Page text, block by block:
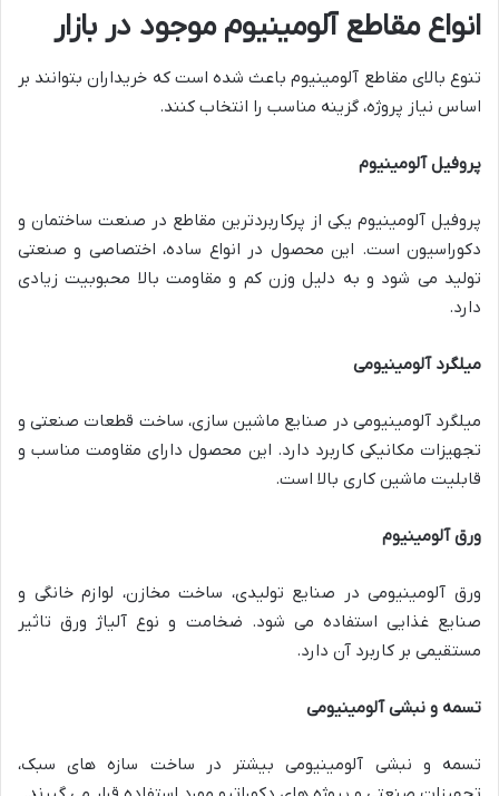
انواع مقاطع آلومینیوم موجود در بازار
تنوع بالای مقاطع آلومینیوم باعث شده است که خریداران بتوانند بر
اساس نیاز پروژه، گزینه مناسب را انتخاب کنند.
پروفیل آلومینیوم
پروفیل آلومینیوم یکی از پرکاربردترین مقاطع در صنعت ساختمان و
دکوراسیون است. این محصول در انواع ساده، اختصاصی و صنعتی
تولید می شود و به دلیل وزن کم و مقاومت بالا محبوبیت زیادی
دارد.
میلگرد آلومینیومی
میلگرد آلومینیومی در صنایع ماشین سازی، ساخت قطعات صنعتی و
تجهیزات مکانیکی کاربرد دارد. این محصول دارای مقاومت مناسب و
قابلیت ماشین کاری بالا است.
ورق آلومینیوم
ورق آلومینیومی در صنایع تولیدی، ساخت مخازن، لوازم خانگی و
صنایع غذایی استفاده می شود. ضخامت و نوع آلیاژ ورق تاثیر
مستقیمی بر کاربرد آن دارد.
تسمه و نبشی آلومینیومی
تسمه و نبشی آلومینیومی بیشتر در ساخت سازه های سبک،